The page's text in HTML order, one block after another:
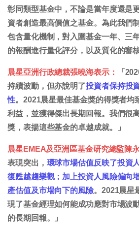
彰同類型基金中，不論是當年度還是
資者創造最高價值之基金。為此我們
包含量化機制，對入圍基金一年、三
的報酬進行量化評分，以及質化的審核
晨星亞洲行政總裁張曉海表示：
「
持續波動，但亦說明了投資者保持投
性。2021晨星最佳基金獎的得獎者均
利益，並獲得傑出長期回報。我們很
獎，表揚這些基金的卓越成就。」
晨星EMEA及亞洲區基金研究總監陳
表現突出， 環球市場估值反映了投資
復甦越趨樂觀；加上投資人風險偏向
產估值及市場向下的風險。2021晨星
現了基金經理如何能成功應對市場波
的長期回報。」